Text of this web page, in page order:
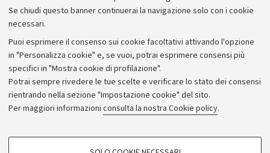
Se chiudi questo banner continuerai la navigazione solo con i cookie
necessari.
Puoi esprimere il consenso sui cookie facoltativi attivando l'opzione
in "Personalizza cookie" e, se vuoi, potrai esprimere consensi più
specifici in "Mostra cookie di profilazione".
Potrai sempre rivedere le tue scelte e verificare lo stato dei consensi
rientrando nella sezione "Impostazione cookie" del sito.
Per maggiori informazioni consulta la nostra Cookie policy.
COOKIE DI PROFILAZIONE - FACOLTATIVI
Bandi, gare e concorsi
Albo online
Amministrazione trasparente
Atti di notifica
Informazioni sul sito e accessibilità
Dichiarazione di accessibilità